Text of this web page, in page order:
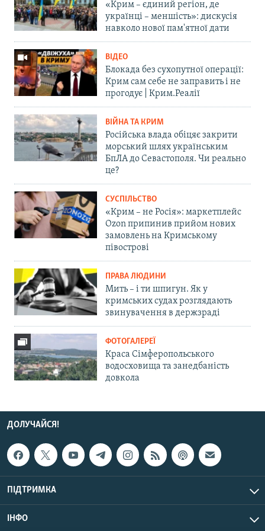
«Крим – єдиний регіон, де
українці – меншість»: дискусія
навколо нової пам'ятної дати
ВІДЕО
Блокада без сухопутної операції:
Крим сам себе не заправить і не
прогодує | Крим.Реалії
ВІЙНА ТА КРИМ
Російська влада обіцяє закрити
морський шлях українським
БпЛА до Севастополя. Чи реально
це?
СУСПІЛЬСТВО
«Крим – не Росія»: маркетплейс
Ozon припинив прийом нових
замовлень на Кримському
півострові
ПРАВА ЛЮДИНИ
Мить – і ти шпигун. Як у
кримських судах розглядають
звинувачення в держзраді
ФОТОГАЛЕРЕЇ
Краса Сімферопольського
водосховища та занедбаність
довкола
ДОЛУЧАЙСЯ!
ПІДТРИМКА
ІНФО